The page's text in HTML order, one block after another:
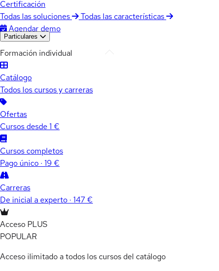
Certificación
Todas las soluciones
Todas las características
Agendar demo
Particulares
Formación individual
Catálogo
Todos los cursos y carreras
Ofertas
Cursos desde 1 €
Cursos completos
Pago único · 19 €
Carreras
De inicial a experto · 147 €
Acceso PLUS
POPULAR
Acceso ilimitado a todos los cursos del catálogo